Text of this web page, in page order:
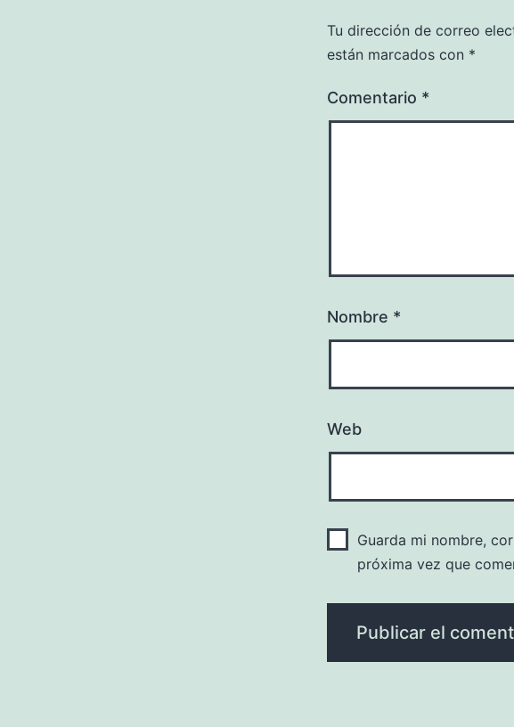
Tu dirección de correo
están marcados con *
Comentario *
Nombre *
Web
Guarda mi nombre,
próxima vez que